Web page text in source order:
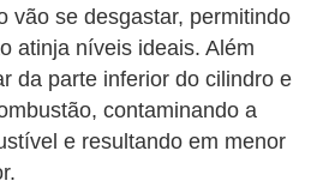
vão se desgastar, permitindo
atinja níveis ideais. Além
da parte inferior do cilindro e
contaminando a
e resultando em menor